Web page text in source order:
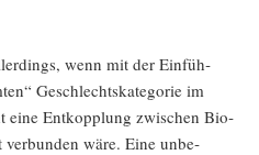
wenn mit der Ein­füh­
Geschlechts­ka­te­go­rie im
eine Ent­kopp­lung zwi­schen Bio­
ver­bun­den wäre. Eine unbe­